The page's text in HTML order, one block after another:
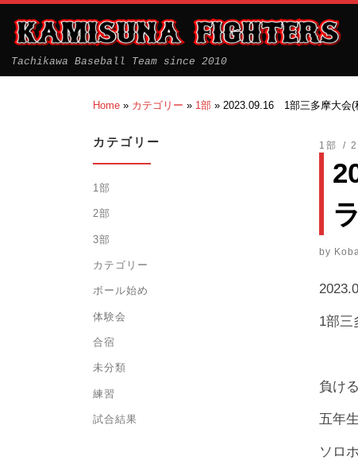
Tachikawa Baseball Team since 2010
Home » カテゴリー » 1部 » 2023.09.16 1部三多摩大会(
1部
by
1部三
負け
五年
ソロ
カテゴリー
1部
2部
3部
カテゴリー
ボール始め
体験会
合宿
未分類
練習
試合結果